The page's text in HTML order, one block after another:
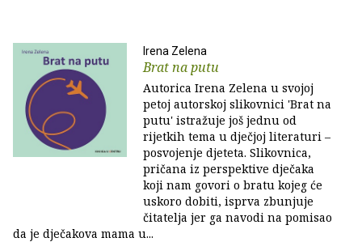
Irena Zelena
Brat na putu
Autorica Irena Zelena u svojoj
petoj autorskoj slikovnici 'Brat na
putu' istražuje još jednu od
rijetkih tema u dječjoj literaturi –
posvojenje djeteta. Slikovnica,
pričana iz perspektive dječaka
koji nam govori o bratu kojeg će
uskoro dobiti, isprva zbunjuje
čitatelja jer ga navodi na pomisao
da je dječakova mama u...